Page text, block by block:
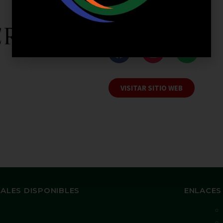
VISITAR SITIO WEB
DISPONIBLES